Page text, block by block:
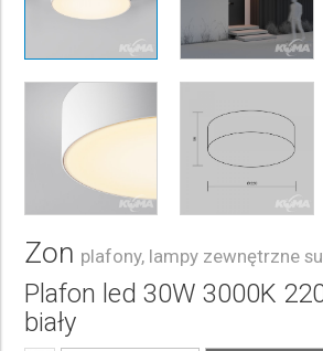
Zon plafony, lampy zewnętrzne
Plafon led 30W 3000K
biały